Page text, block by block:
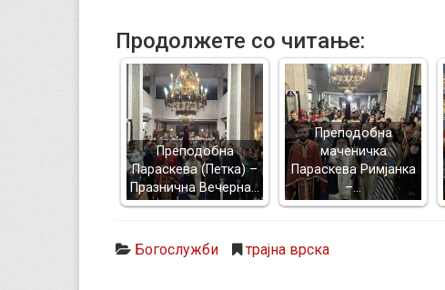
Продолжете со читање:
Преподобна
Параскева (Петка) –
Празнична Вечерна…
Преподобна
маченичка
Параскева Римјанка
–…
Богослужби трајна врска